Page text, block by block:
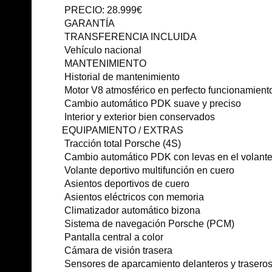
PRECIO: 28.999€
GARANTÍA
TRANSFERENCIA INCLUIDA
Vehículo nacional
MANTENIMIENTO
Historial de mantenimiento
Motor V8 atmosférico en perfecto
Cambio automático PDK suave y preciso
Interior y exterior bien conservados
EQUIPAMIENTO / EXTRAS
Tracción total Porsche (4S)
Cambio automático PDK con levas en el volante
Volante deportivo multifunción en cuero
Asientos deportivos de cuero
Asientos eléctricos con memoria
Climatizador automático bizona
Sistema de navegación Porsche (PCM)
Pantalla central a color
Cámara de visión trasera
Sensores de aparcamiento delanteros y traseros